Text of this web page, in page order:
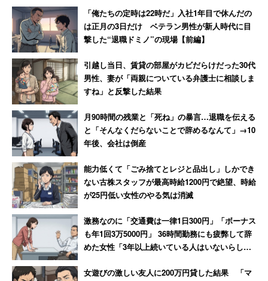
その場で退職届を書かされまし
た」
事だろ!」→妻には頭が上がらず
大人しくなる
「俺たちの定時は22時だ」入社1年目で休んだの
は正月の3日だけ ベテラン男性が新人時代に目
撃した“退職ドミノ”の現場【前編】
引越し当日、賃貸の部屋がカビだらけだった30代
男性、妻が「両親についている弁護士に相談しま
すね」と反撃した結果
月90時間の残業と「死ね」の暴言…退職を伝える
と「そんなくだらないことで辞めるなんて」→10
年後、会社は倒産
能力低くて「ごみ捨てとレジと品出し」しかでき
ない古株スタッフが最高時給1200円で絶望、時給
が25円低い女性のやる気は消滅
激務なのに「交通費は一律1日300円」「ボーナス
も年1回3万5000円」 36時間勤務にも疲弊して辞
めた女性「3年以上続いている人はいないらし
女遊びの激しい友人に200万円貸した結果 「マ